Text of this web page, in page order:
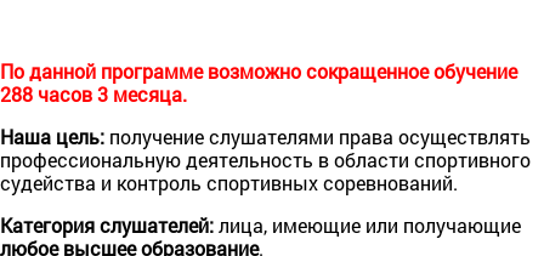
По данной программе возможно сокращенное обучение
288 часов 3 месяца.
Наша цель: получение слушателями права осуществлять
профессиональную деятельность в области спортивного
судейства и контроль спортивных соревнований.
Категория слушателей:лица, имеющие или получающие
любое высшeе образование.